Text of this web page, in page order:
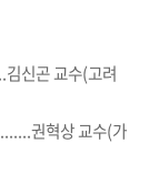
신곤 교수(고려
권혁상 교수(가